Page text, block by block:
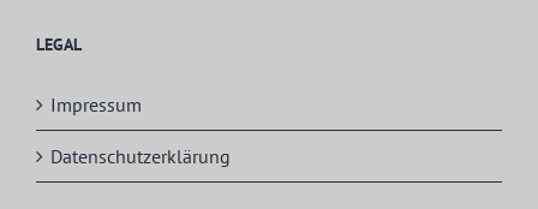
LEGAL
Impressum
Datenschutzerklärung